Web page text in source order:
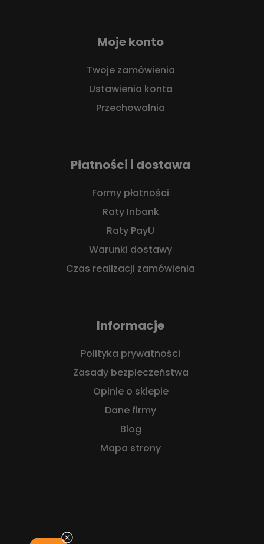
Moje konto
Twoje zamówienia
Ustawienia konta
Przechowalnia
Płatności i dostawa
Formy płatności
Raty Inbank
Raty PayU
Warunki dostawy
Czas realizacji zamówienia
Informacje
Polityka prywatności
Zasady bezpieczeństwa
Opinie o sklepie
Dane firmy
Blog
Mapa strony